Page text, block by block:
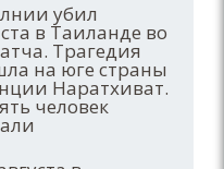
убил
в Таиланде во
Трагедия
на юге страны
Наратхиват.
человек